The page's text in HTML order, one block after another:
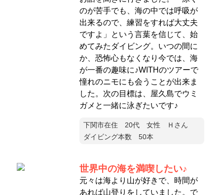
のが苦手でも、海の中では呼吸が
出来るので、練習をすれば大丈夫
ですよ」という言葉を信じて、始
めてみたダイビング。いつの間に
か、恐怖心もなくなり今では、海
が一番の趣味に♪WITHのツアーで
憧れのニモにも会うことが出来ま
した。次の目標は、屋久島でウミ
ガメと一緒に泳ぎたいです♪
下関市在住 20代 女性 Ｈさん
ダイビング本数 50本
世界中の海を満喫したい♪
元々は海より山が好きで、時間が
あれば山登りをしていました。で